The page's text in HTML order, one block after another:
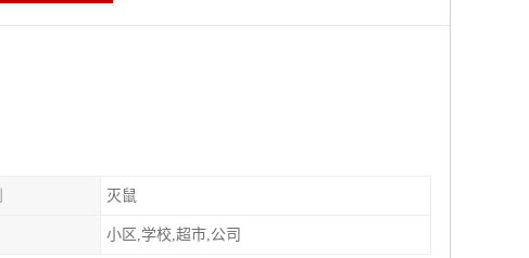
灭鼠
小区,学校,超市,公司